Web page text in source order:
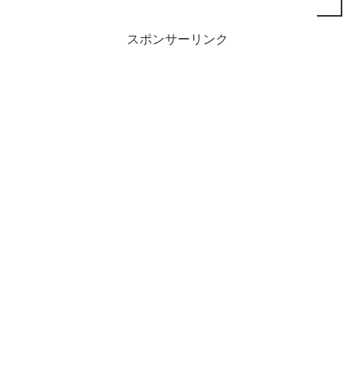
スポンサーリンク